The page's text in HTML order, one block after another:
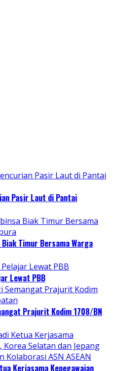
Pasir Laut di Pantai
Timur Bersama Warga
Lewat PBB
Prajurit Kodim 1708/BN
Kerjasama Kepegawaian